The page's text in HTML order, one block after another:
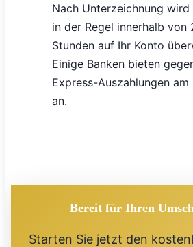
Nach Unterzeichnung wird
in der Regel innerhalb von
Stunden auf Ihr Konto
Einige Banken bieten
Express-Auszahlungen am
an.
Bereit für Ihren
Starten Sie jetzt den